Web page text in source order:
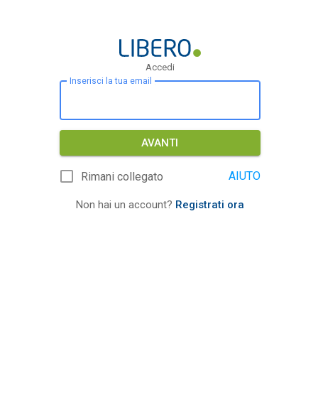
Accedi
Inserisci la tua email
AVANTI
Rimani collegato AIUTO
Non hai un account? Registrati ora